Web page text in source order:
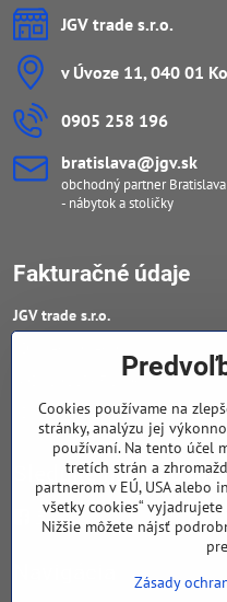
JGV trade s​.r​.o​.
v Úvoze 11, 040 01
0905 258 196
bratislava​@jgv​.sk
obchodný partner Bratislava
- nábytok a stoličky
Fakturačné údaje
JGV trade s​.r​.o​.
DIČ : 20223652906
IČ DPH : SK 2023652906
Sledujte naše
Facebook
Cookies používame na
stránky, analýzu jej
používaní. Na tento účel
tretích strán a
partnerom v EÚ, USA alebo
všetky cookies“
Nižšie môžete nájsť
Zásady